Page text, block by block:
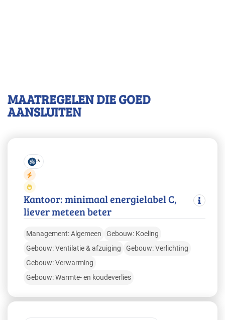
MAATREGELEN DIE GOED
AANSLUITEN
Kantoor: minimaal energielabel C,
liever meteen beter
Management: Algemeen
Gebouw: Koeling
Gebouw: Ventilatie & afzuiging
Gebouw: Verlichting
Gebouw: Verwarming
Gebouw: Warmte- en koudeverlies
*